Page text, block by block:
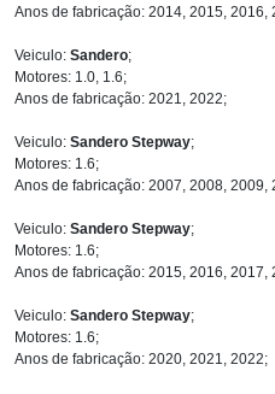
Anos de fabricação: 2014, 2015, 2016,
Veiculo: Sandero;
Motores: 1.0, 1.6;
Anos de fabricação: 2021, 2022;
Veiculo: Sandero Stepway;
Motores: 1.6;
Anos de fabricação: 2007, 2008, 2009,
Veiculo: Sandero Stepway;
Motores: 1.6;
Anos de fabricação: 2015, 2016, 2017,
Veiculo: Sandero Stepway;
Motores: 1.6;
Anos de fabricação: 2020, 2021, 2022;